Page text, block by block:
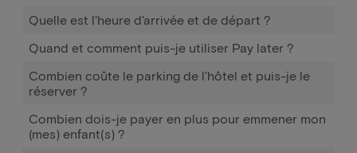
Quelle est l'heure d'arrivée et de départ ?
Quand et comment puis-je utiliser Pay later ?
Combien coûte le parking de l'hôtel et puis-je le
réserver ?
Combien dois-je payer en plus pour emmener mon
(mes) enfant(s) ?